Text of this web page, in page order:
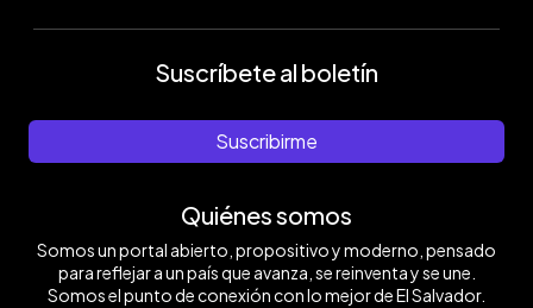
Suscríbete al boletín
Suscribirme
Quiénes somos
Somos un portal abierto, propositivo y moderno, pensado
para reflejar a un país que avanza, se reinventa y se une.
Somos el punto de conexión con lo mejor de El Salvador.